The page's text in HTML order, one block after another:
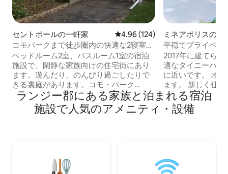
セントポールの一軒家 レビュー124件、5つ星中4.96つ
4.96 (124)
コモパークまで徒歩圏内の快適な2寝室の
家
ベッドルーム2室、バスルーム1室の宿泊
施設で、閑静な家族向けの住宅街にあり
ます。遊んだり、のんびり過ごしたりで
きる裏庭があります。コモ・パーク
（湖、動物園、温室、ゴルフコース、遊
園地）まで徒歩圏内、ステート・フェア
まで3.2km未満、セント・ポールのダウ
ジノ・アリーナ（Wild and Frost）：4マ
イル ミネソタ大学セントポール・キャン
ミネアポリスの離
平穏でプライベー
2017年に建てら
適なタイニーハウスです。
に近いです。 オ
ます。 新しく仕
洗濯機・乾燥機
シャワー付きの
ン、高速Wi-Fiイ
ウンタウンや空港
るライトレールま
ランジー郡にある家族と泊まれる宿泊
施設で人気のアメニティ・設備